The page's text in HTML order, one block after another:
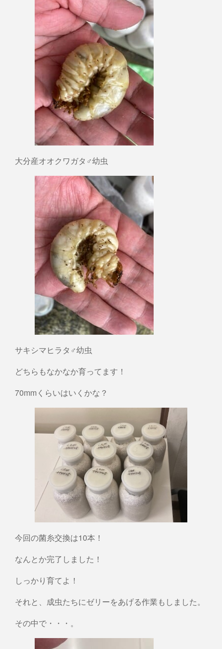
大分産オオクワガタ♂幼虫
サキシマヒラタ♂幼虫
どちらもなかなか育ってます！
70mmくらいはいくかな？
今回の菌糸交換は10本！
なんとか完了しました！
しっかり育てよ！
それと、成虫たちにゼリーをあげる作業もしました。
その中で・・・。